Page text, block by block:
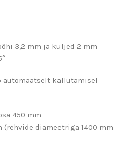
3,2 mm ja küljed 2 mm
automaatselt kallutamisel
450 mm
(rehvide diameetriga 1400 mm